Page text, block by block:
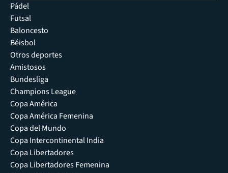
Pádel
Futsal
Baloncesto
Béisbol
Otros deportes
Amistosos
Bundesliga
Champions League
Copa América
Copa América Femenina
Copa del Mundo
Copa Intercontinental India
Copa Libertadores
Copa Libertadores Femenina